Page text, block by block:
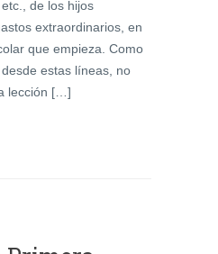
de los hijos
extraordinarios, en
que empieza. Como
estas líneas, no
lección […]